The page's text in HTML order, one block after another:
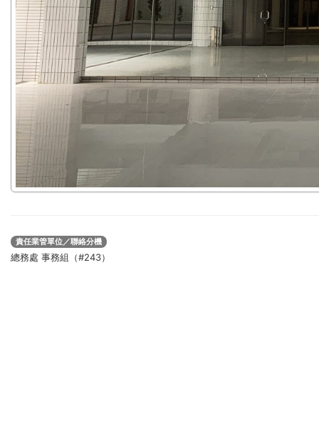
責任業管單位／聯絡分機
總務處 事務組（#243）